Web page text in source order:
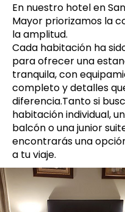
En nuestro hotel en
Mayor priorizamos la
la amplitud.
Cada habitación ha
para ofrecer una
tranquila, con
completo y detalles
diferencia.Tanto si
habitación individual,
balcón o una junior
encontrarás una
a tu viaje.